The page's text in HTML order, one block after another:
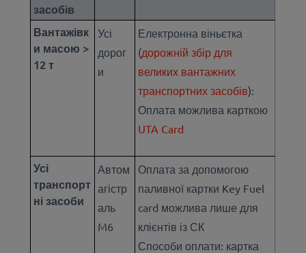
засобів
Вантажівк
и масою >
12 т
Усі
дорог
и
Електронна віньєтка
(дорожній збір для
великих вантажних
транспортних засобів):
Оплата можлива карткою
UTA Card
Усі
транспорт
ні засоби
Автом
агістр
аль
M6
Оплата за допомогою
паливної картки Key Fuel
card можлива лише для
клієнтів із СК
Способи оплати: картка